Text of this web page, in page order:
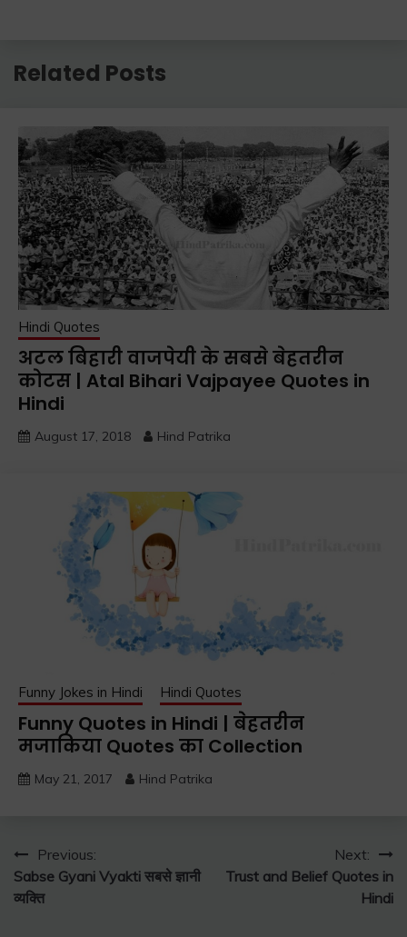
Related Posts
Hindi Quotes
अटल बिहारी वाजपेयी के सबसे बेहतरीन
कोटस | Atal Bihari Vajpayee Quotes in
Hindi
August 17, 2018 Hind Patrika
Funny Jokes in Hindi Hindi Quotes
Funny Quotes in Hindi | बेहतरीन
मजाकिया Quotes का Collection
May 21, 2017 Hind Patrika
Post
navigation
Previous:
Sabse Gyani Vyakti सबसे ज्ञानी
व्यक्ति
Next:
Trust and Belief Quotes in
Hindi